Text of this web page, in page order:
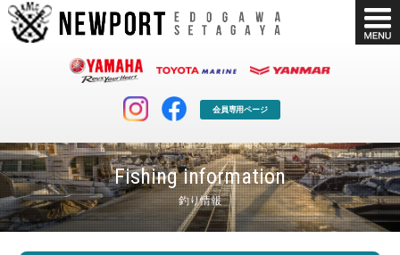
会員専用ページ
Fishing information
釣り情報